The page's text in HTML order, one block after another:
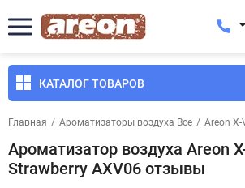
КАТАЛОГ ТОВАРОВ
Главная / Ароматизаторы воздуха Все / Areon X-
Ароматизатор воздуха Areon
Strawberry AXV06 отзывы